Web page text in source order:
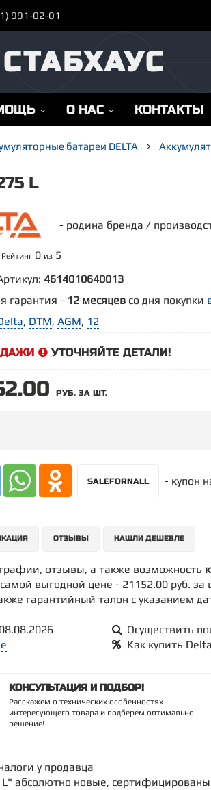
991-02-01
СТАБХАУС
О НАС КОНТАКТЫ
батареи DELTA
L
- родина бренда /
Рейтинг 0 из 5
4614010640013
гарантия - 12 месяцев со дня покупки
, DTM, AGM, 12
УТОЧНЯЙТЕ ДЕТАЛИ!
РУБ. ЗА ШТ.
SALEFORNALL - купон
ОТЗЫВЫ НАШЛИ ДЕШЕВЛЕ
отзывы, а также возможность
выгодной цене - 21152.00 руб.
гарантийный талон с указанием
Осуществить
Как купить
КОНСУЛЬТАЦИЯ И ПОДБОР!
Расскажем о технических особенностях
интересующего товара и подберем оптимально
решение!
у продавца
абсолютно новые,